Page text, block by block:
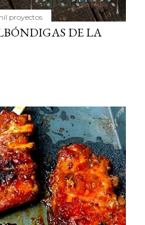
proyectos
DE LA